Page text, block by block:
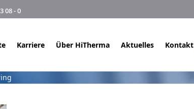
08 - 0
Karriere Über HiTherma Aktuelles Kontakt